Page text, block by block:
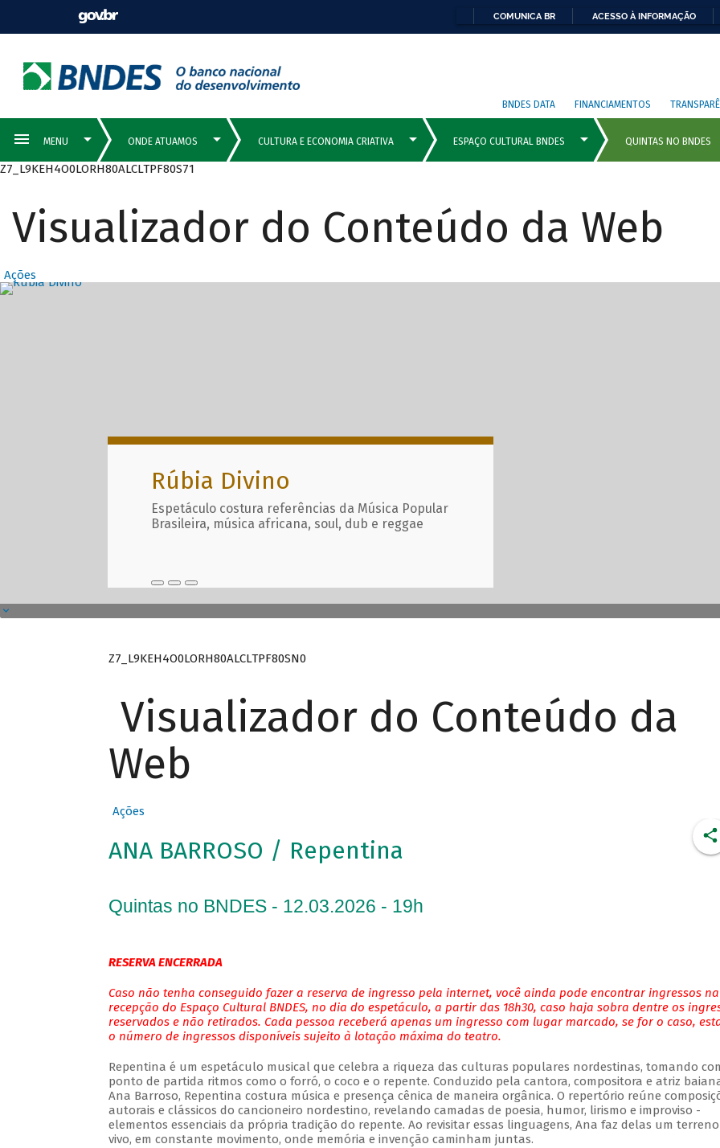
COMUNICA BR ACESSO À INFORMAÇÃO
BNDES DATA FINANCIAMENTOS
Z7_L9KEH4O0LORH80ALCLTPF80S71
Visualizador do Conteúdo da Web
Ações
Destaques Principais com
Rúbia Divino
Espetáculo costura referências da Música Popular
Brasileira, música africana, soul, dub e reggae
Z7_L9KEH4O0LORH80ALCLTPF80SN0
Visualizador do Conteúdo da
Web
Ações
ANA BARROSO / Repentina
Quintas no BNDES - 12.03.2026 - 19h
RESERVA ENCERRADA
Caso não tenha conseguido fazer a reserva de ingresso pela internet, você ainda pode encontrar ingressos na
recepção do Espaço Cultural BNDES, no dia do espetáculo, a partir das 18h30, caso haja sobra dentre os
reservados e não retirados. Cada pessoa receberá apenas um ingresso com lugar marcado, se for o caso,
o número de ingressos disponíveis sujeito à lotação máxima do teatro.
Repentina é um espetáculo musical que celebra a riqueza das culturas populares nordestinas, tomando
ponto de partida ritmos como o forró, o coco e o repente. Conduzido pela cantora, compositora e atriz
Ana Barroso, Repentina costura música e presença cênica de maneira orgânica. O repertório reúne
autorais e clássicos do cancioneiro nordestino, revelando camadas de poesia, humor, lirismo e improviso -
elementos essenciais da própria tradição do repente. Ao revisitar essas linguagens, Ana faz delas um terreno
vivo, em constante movimento, onde memória e invenção caminham juntas.